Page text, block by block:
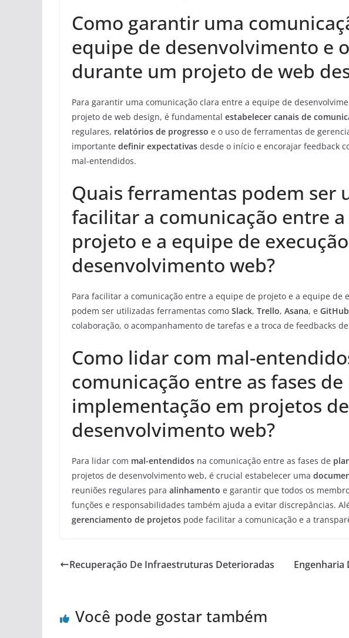
Como garantir uma
equipe de desenvolvimento e
durante um projeto de web
Para garantir uma comunicação clara entre a equipe de
projeto de web design, é fundamental estabelecer canais de
regulares, relatórios de progresso e o uso de ferramentas de
importante definir expectativas desde o início e encorajar feedback
mal-entendidos.
Quais ferramentas podem ser
facilitar a comunicação entre
projeto e a equipe de
desenvolvimento web?
Para facilitar a comunicação entre a equipe de projeto e a equipe de
podem ser utilizadas ferramentas como Slack, Trello, Asana, e GitHub
colaboração, o acompanhamento de tarefas e a troca de feedbacks
Como lidar com mal-
comunicação entre as fases
implementação em projetos de
desenvolvimento web?
Para lidar com mal-entendidos na comunicação entre as fases de
projetos de desenvolvimento web, é crucial estabelecer uma
reuniões regulares para alinhamento e garantir que todos os
funções e responsabilidades também ajuda a evitar discrepâncias.
gerenciamento de projetos pode facilitar a comunicação e a
Recuperação De Infraestruturas Deterioradas
Engenharia
Você pode gostar também